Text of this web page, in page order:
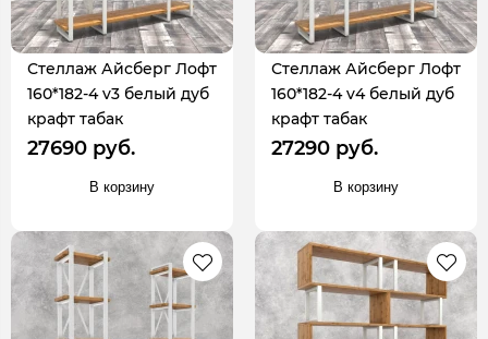
Стеллаж Айсберг Лофт
160*182-4 v3 белый дуб
крафт табак
27690 руб.
В корзину
Стеллаж Айсберг Лофт
160*182-4 v4 белый дуб
крафт табак
27290 руб.
В корзину